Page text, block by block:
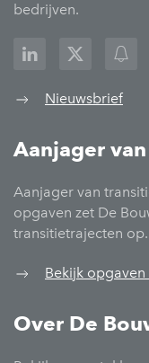
bedrijven.
Nieuwsbrief
Aanjager
Aanjager van
opgaven zet De
transitietrajecten op.
Bekijk
Over De